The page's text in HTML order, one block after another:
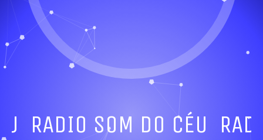
RADIO SOM DO CÉU